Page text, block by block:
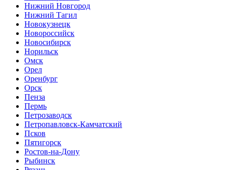
Нижний Новгород
Нижний Тагил
Новокузнецк
Новороссийск
Новосибирск
Норильск
Омск
Орел
Оренбург
Орск
Пенза
Пермь
Петрозаводск
Петропавловск-Камчатский
Псков
Пятигорск
Ростов-на-Дону
Рыбинск